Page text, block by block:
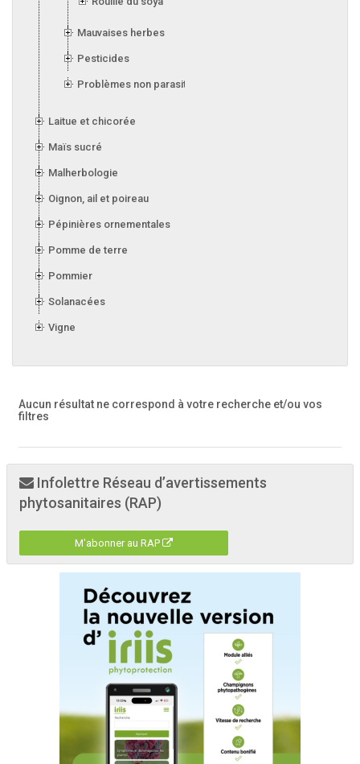
Mauvaises herbes
Pesticides
Problèmes non parasitaires
Laitue et chicorée
Maïs sucré
Malherbologie
Oignon, ail et poireau
Pépinières ornementales
Pomme de terre
Pommier
Solanacées
Vigne
Aucun résultat ne correspond à votre recherche et/ou vos
filtres
Infolettre Réseau d’avertissements
phytosanitaires (RAP)
M'abonner au RAP